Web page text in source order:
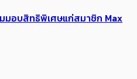
มอบสิทธิพิเศษแก่สมาชิก Max